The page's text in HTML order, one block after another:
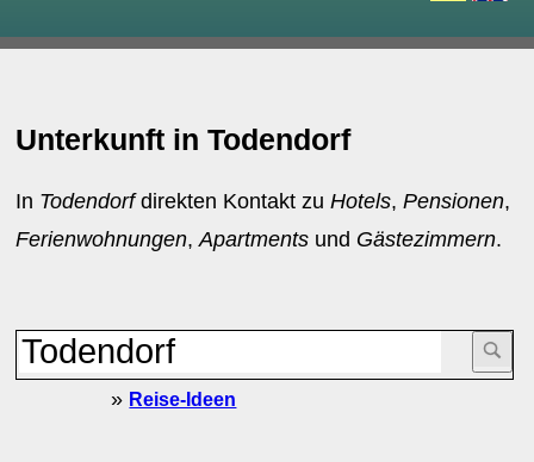
Unterkunft in Todendorf
In Todendorfdirekten Kontakt zuHotels,Pensionen,
Ferienwohnungen,Apartments und Gästezimmern.
» Reise-Ideen